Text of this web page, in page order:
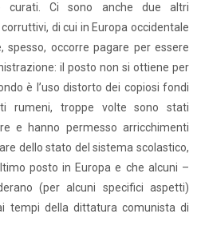
Ci sono anche due altri
di cui in Europa occidentale
spesso, occorre pagare per essere
il posto non si ottiene per
è l’uso distorto dei copiosi fondi
rumeni, troppe volte sono stati
e hanno permesso arricchimenti
dello stato del sistema scolastico,
posto in Europa e che alcuni –
(per alcuni specifici aspetti)
tempi della dittatura comunista di